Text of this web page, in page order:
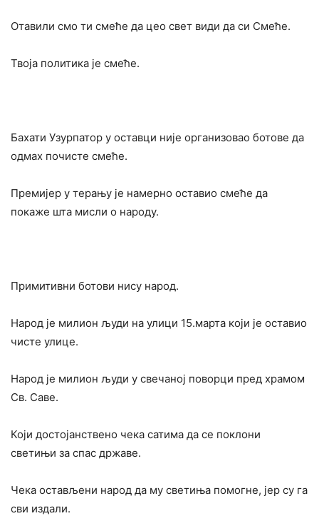
Отавили смо ти смеће да цео свет види да си Смеће.
Твоја политика је смеће.
Бахати Узурпатор у оставци није организовао ботове да
одмах почисте смеће.
Премијер у терању је намерно оставио смеће да
покаже шта мисли о народу.
Примитивни ботови нису народ.
Народ је милион људи на улици 15.марта који је оставио
чисте улице.
Народ је милион људи у свечаној поворци пред храмом
Св. Саве.
Који достојанствено чека сатима да се поклони
светињи за спас државе.
Чека остављени народ да му светиња помогне, јер су га
сви издали.